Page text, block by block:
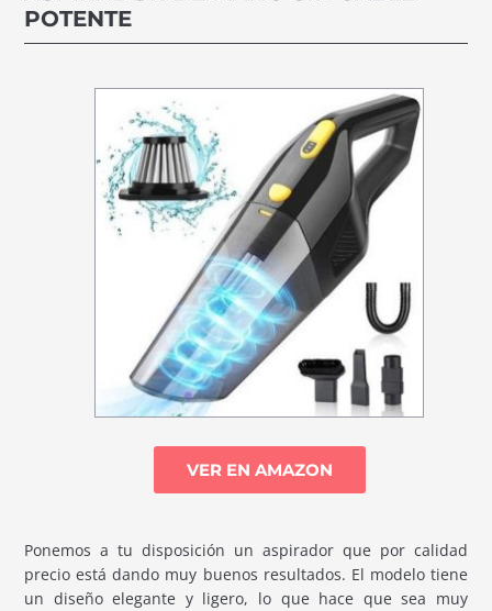
POTENTE
VER EN AMAZON
Ponemos a tu disposición un aspirador que por calidad
precio está dando muy buenos resultados. El modelo tiene
un diseño elegante y ligero, lo que hace que sea muy